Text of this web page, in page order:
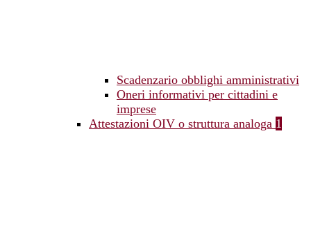
Scadenzario obblighi amministrativi
Oneri informativi per cittadini e
imprese
Attestazioni OIV o struttura analoga 1